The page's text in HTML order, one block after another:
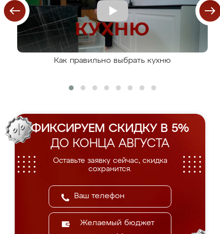
Как правильно выбрать кухню
ФИКСИРУЕМ СКИДКУ В 5%
ДО КОНЦА АВГУСТА
Оставьте заявку сейчас, скидка
сохранится.
Желаемый бюджет